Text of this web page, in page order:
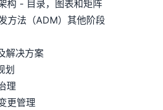
- 目录，图表和矩阵
法（ADM）其他阶段
决方案
理
更管理